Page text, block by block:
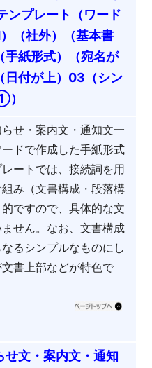
ンプレート（ワード
（社外）（基本書
手紙形式）（宛名が
日付が上）03（シン
せ・案内文・通知文一
ドで作成した手紙形式
ートでは、接続詞を用
み（文書構成・段落構
ですので、具体的な文
せん。なお、文書構成
るシンプルなものにし
書上部などが特色で
せ文・案内文・通知